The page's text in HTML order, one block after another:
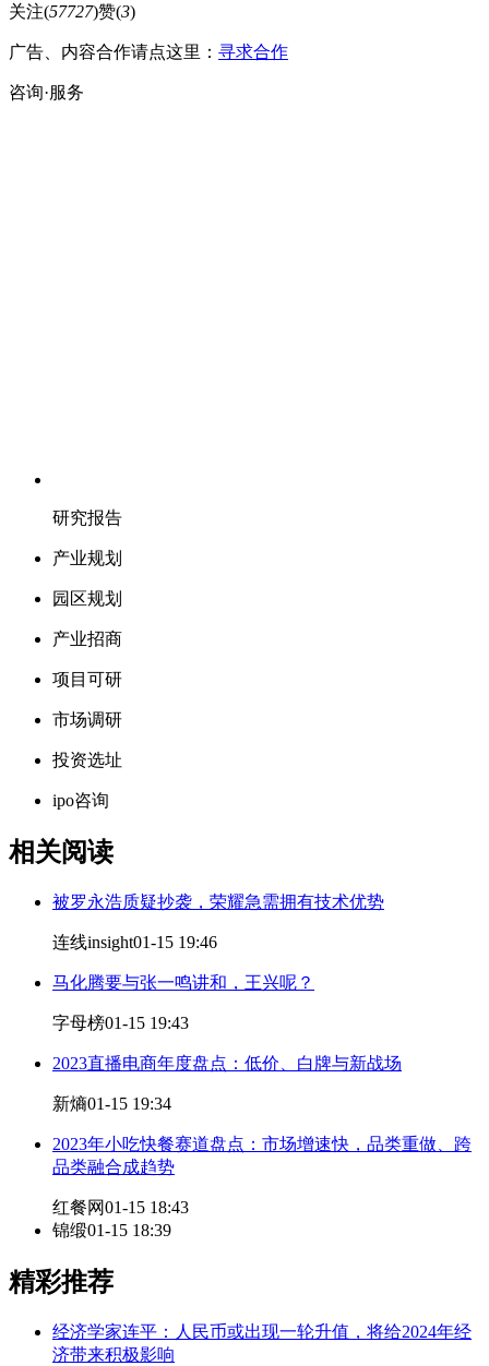
关注(57727)赞(3)
广告、内容合作请点这里： 寻求合作
咨询·服务
研究报告
产业规划
园区规划
产业招商
项目可研
市场调研
投资选址
ipo咨询
相关阅读
被罗永浩质疑抄袭，荣耀急需拥有技术优势
连线insight01-15 19:46
马化腾要与张一鸣讲和，王兴呢？
字母榜01-15 19:43
2023直播电商年度盘点：低价、白牌与新战场
新熵01-15 19:34
2023年小吃快餐赛道盘点：市场增速快，品类重做、跨
品类融合成趋势
红餐网01-15 18:43
锦缎01-15 18:39
精彩推荐
经济学家连平：人民币或出现一轮升值，将给2024年经
济带来积极影响